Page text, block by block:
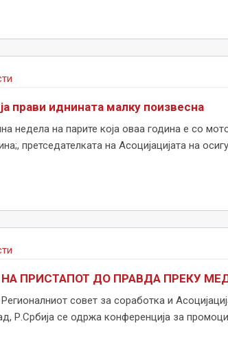
прави иднината малку поизвесна
недела на парите која оваа година е со
претседателката на Асоцијацијата на
ПРИСТАПОТ ДО ПРАВДА ПРЕКУ
совет за соработка и
Р.Србија се одржа конференција за